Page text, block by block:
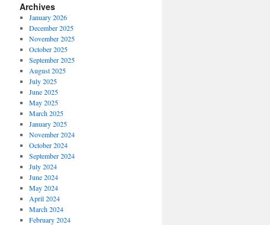
Archives
January 2026
December 2025
November 2025
October 2025
September 2025
August 2025
July 2025
June 2025
May 2025
March 2025
January 2025
November 2024
October 2024
September 2024
July 2024
June 2024
May 2024
April 2024
March 2024
February 2024